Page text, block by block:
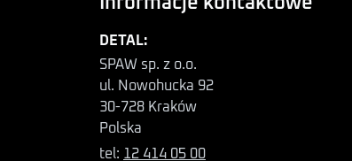
DETAL:
SPAW sp. z o.o.
ul. Nowohucka 92
30-728 Kraków
Polska
tel: 12 414 05 00